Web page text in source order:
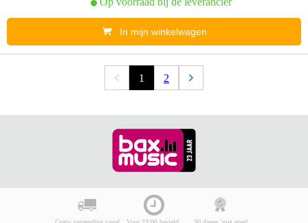
In mijn winkelwagen
1 2